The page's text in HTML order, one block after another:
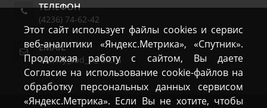
Этот сайт использует файлы cookies и сервис
веб-аналитики «Яндекс.Метрика», «Спутник».
Продолжая работу с сайтом, Вы даете
Согласие на использование cookie-файлов на
обработку персональных данных сервисом
«Яндекс.Метрика». Если Вы не хотите, чтобы
ТЕЛЕФОН
(4236) 74-62-42
EMAIL
detskiy_sad_7@bk.ru